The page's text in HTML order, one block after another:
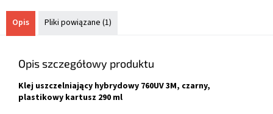
Opis Pliki powiązane (1)
Opis szczegółowy produktu
Klej uszczelniający hybrydowy 760UV 3M, czarny,
plastikowy kartusz 290 ml